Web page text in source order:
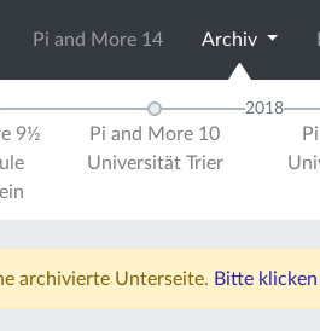
Pi and More 14 Archiv
9½
Pi and More 10
Universität Trier
2018
archivierte Unterseite. Bitte